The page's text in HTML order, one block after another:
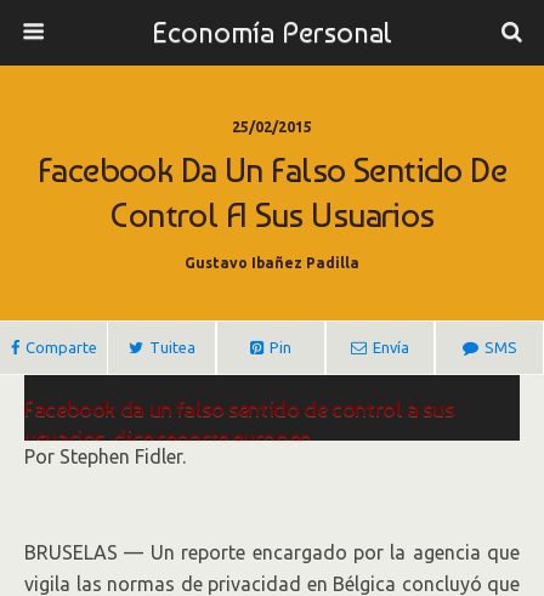
Economía Personal
25/02/2015
Facebook Da Un Falso Sentido De
Control A Sus Usuarios
Gustavo Ibañez Padilla
Comparte Tuitea Pin Envía SMS
Facebook da un falso sentido de control a sus
usuarios, dice reporte europeo
Por Stephen Fidler.
BRUSELAS — Un reporte encargado por la agencia que
vigila las normas de privacidad en Bélgica concluyó que